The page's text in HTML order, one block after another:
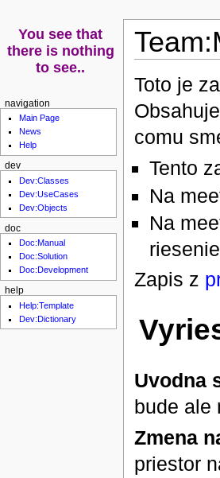
Toto je
comu
Tento
Na
Na
Zapis z
Uvodna
bude ale
Zmena
priestor
navigation
Main Page
News
Help
dev
Dev:Classes
Dev:UseCases
Dev:Objects
doc
Doc:Manual
Doc:Solution
Doc:Development
help
Help:Template
Dev:Dictionary